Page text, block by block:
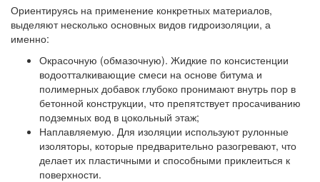
Ориентируясь на применение конкретных материалов,
выделяют несколько основных видов гидроизоляции, а
именно:
Окрасочную (обмазочную). Жидкие по консистенции
водоотталкивающие смеси на основе битума и
полимерных добавок глубоко пронимают внутрь пор в
бетонной конструкции, что препятствует просачиванию
подземных вод в цокольный этаж;
Наплавляемую. Для изоляции используют рулонные
изоляторы, которые предварительно разогревают, что
делает их пластичными и способными приклеиться к
поверхности.